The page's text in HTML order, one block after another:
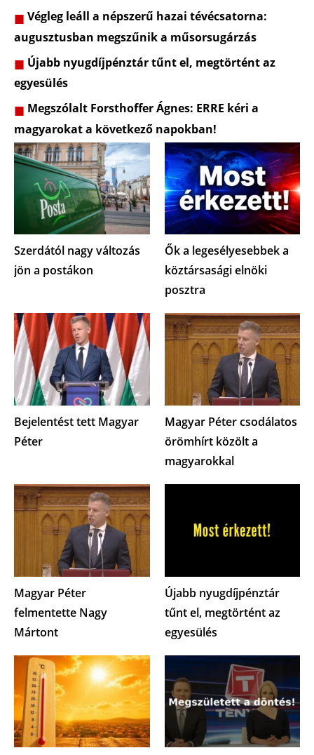
Végleg leáll a népszerű hazai tévécsatorna:
augusztusban megszűnik a műsorsugárzás
Újabb nyugdíjpénztár tűnt el, megtörtént az
egyesülés
Megszólalt Forsthoffer Ágnes: ERRE kéri a
magyarokat a következő napokban!
Szerdától nagy változás
jön a postákon
Ők a legesélyesebbek a
köztársasági elnöki
posztra
Bejelentést tett Magyar
Péter
Magyar Péter csodálatos
örömhírt közölt a
magyarokkal
Magyar Péter
felmentette Nagy
Mártont
Újabb nyugdíjpénztár
tűnt el, megtörtént az
egyesülés